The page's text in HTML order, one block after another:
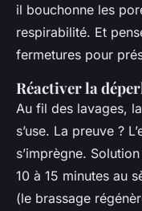
il bouchonne les
respirabilité. Et
fermetures pour
Réactiver la
Au fil des lavages,
s’use. La preuve ?
s’imprègne.
10 à 15 minutes au
(le brassage